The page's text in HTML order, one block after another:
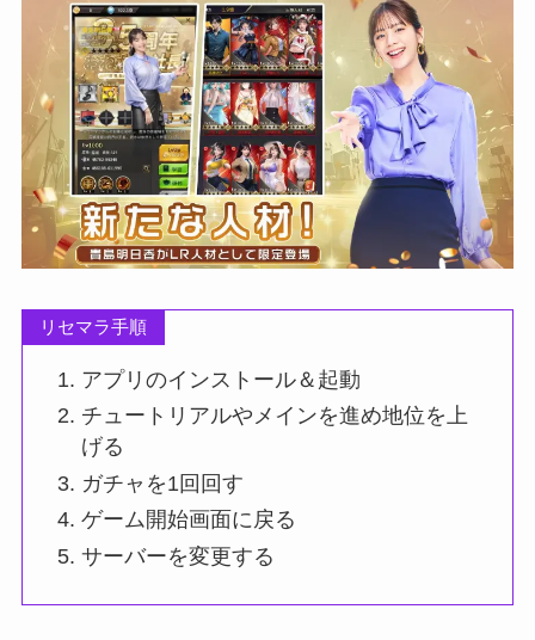
リセマラ手順
アプリのインストール＆起動
チュートリアルやメインを進め地位を上
げる
ガチャを1回回す
ゲーム開始画面に戻る
サーバーを変更する